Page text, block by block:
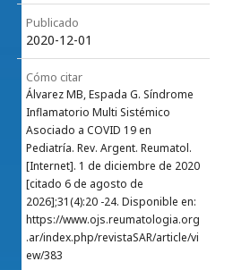
Publicado
2020-12-01
Cómo citar
Álvarez MB, Espada G. Síndrome
Inflamatorio Multi Sistémico
Asociado a COVID 19 en
Pediatría. Rev. Argent. Reumatol.
[Internet]. 1 de diciembre de 2020
[citado 6 de agosto de
2026];31(4):20 -24. Disponible en:
https://www.ojs.reumatologia.org
.ar/index.php/revistaSAR/article/vi
ew/383